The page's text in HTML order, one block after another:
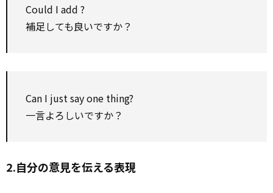
Could I add ?
補足しても良いですか？
Can I just say one thing?
一言よろしいですか？
2.自分の意見を伝える表現